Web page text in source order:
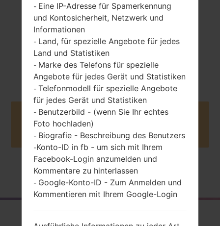
Unknown
September, 2015
Buy accessories on Amazon
Startseite →Serie →LG Destiny
Rückblick
- Eine IP-Adresse für Spamerkennung
und Kontosicherheit, Netzwerk und
Informationen
- Land, für spezielle Angebote für jedes
Land und Statistiken
- Marke des Telefons für spezielle
Angebote für jedes Gerät und Statistiken
- Telefonmodell für spezielle Angebote
für jedes Gerät und Statistiken
- Benutzerbild - (wenn Sie Ihr echtes
Foto hochladen)
- Biografie - Beschreibung des Benutzers
-Konto-ID in fb - um sich mit Ihrem
Facebook-Login anzumelden und
Kommentare zu hinterlassen
- Google-Konto-ID - Zum Anmelden und
Kommentieren mit Ihrem Google-Login